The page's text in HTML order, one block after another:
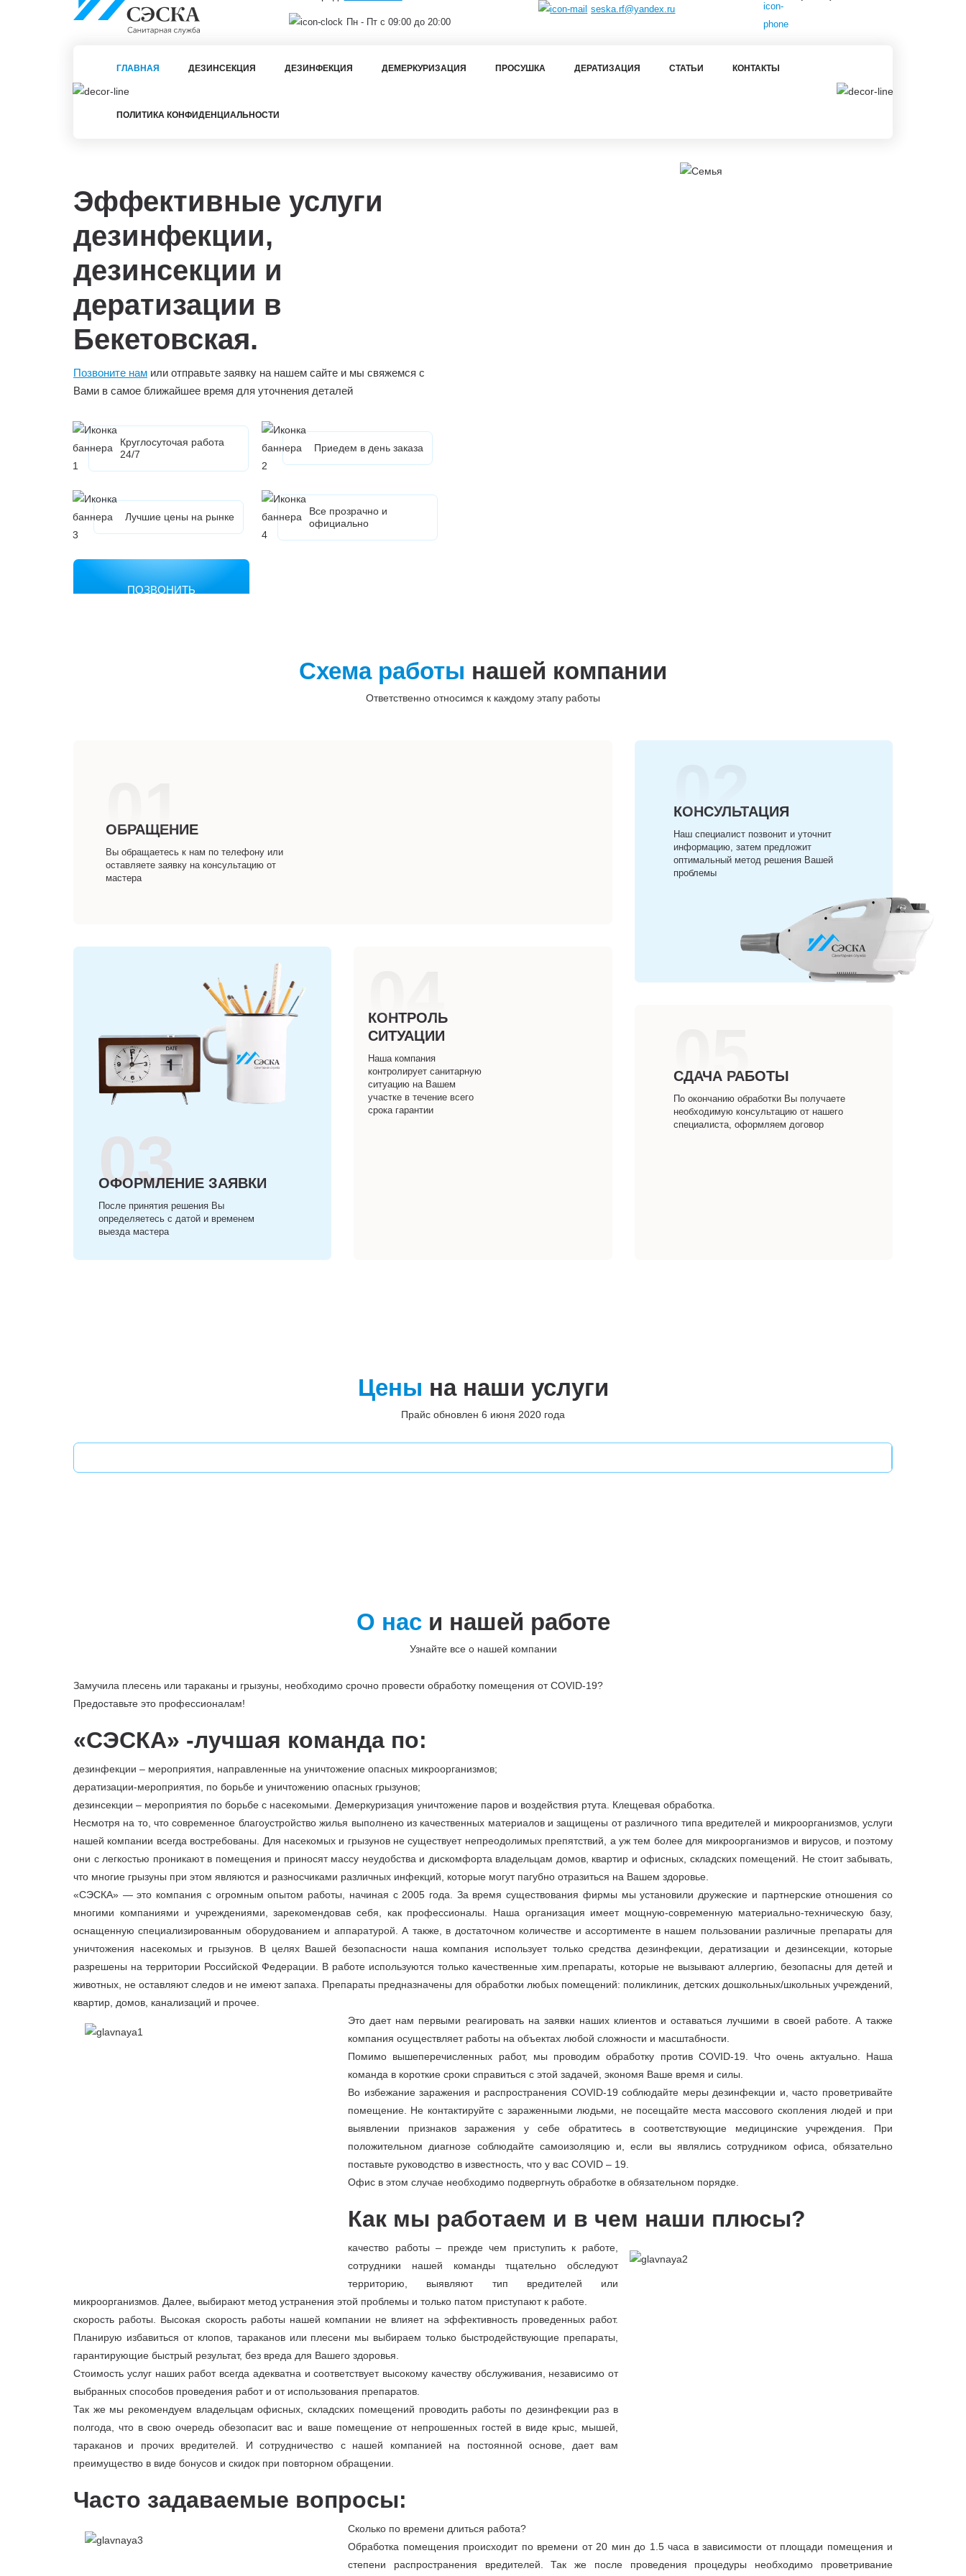
Пн - Пт с 09:00 до 20:00
seska.rf@yandex.ru
ГЛАВНАЯ ДЕЗИНСЕКЦИЯ ДЕЗИНФЕКЦИЯ ДЕМЕРКУРИЗАЦИЯ ПРОСУШКА ДЕРАТИЗАЦИЯ СТАТЬИ КОНТАКТЫ
ПОЛИТИКА КОНФИДЕНЦИАЛЬНОСТИ
Эффективные услуги
дезинфекции,
дезинсекции и
дератизации в
Бекетовская.
Позвоните нам или отправьте заявку на нашем сайте и мы свяжемся с
Вами в самое ближайшее время для уточнения деталей
Круглосуточая работа
24/7
Приедем в день заказа
Лучшие цены на рынке
Все прозрачно и
официально
ПОЗВОНИТЬ
Схема работы нашей компании
Ответственно относимся к каждому этапу работы
01
ОБРАЩЕНИЕ
Вы обращаетесь к нам по телефону или
оставляете заявку на консультацию от
мастера
02
КОНСУЛЬТАЦИЯ
Наш специалист позвонит и уточнит
информацию, затем предложит
оптимальный метод решения Вашей
проблемы
03
ОФОРМЛЕНИЕ ЗАЯВКИ
После принятия решения Вы
определяетесь с датой и временем
выезда мастера
04
КОНТРОЛЬ
СИТУАЦИИ
Наша компания
контролирует санитарную
ситуацию на Вашем
участке в течение всего
срока гарантии
05
СДАЧА РАБОТЫ
По окончанию обработки Вы получаете
необходимую консультацию от нашего
специалиста, оформляем договор
Цены на наши услуги
Прайс обновлен 6 июня 2020 года
О наси нашей работе
Узнайте все о нашей компании
Замучила плесень или тараканы и грызуны, необходимо срочно провести обработку помещения от COVID-19?
Предоставьте это профессионалам!
«СЭСКА» -лучшая команда по:
дезинфекции – мероприятия, направленные на уничтожение опасных микроорганизмов;
дератизации-мероприятия, по борьбе и уничтожению опасных грызунов;
дезинсекции – мероприятия по борьбе с насекомыми. Демеркуризация уничтожение паров и воздействия ртута. Клещевая обработка.
Несмотря на то, что современное благоустройство жилья выполнено из качественных материалов и защищены от различного типа вредителей и микроорганизмов, услуги
нашей компании всегда востребованы. Для насекомых и грызунов не существует непреодолимых препятствий, а уж тем более для микроорганизмов и вирусов, и поэтому
они с легкостью проникают в помещения и приносят массу неудобства и дискомфорта владельцам домов, квартир и офисных, складских помещений. Не стоит забывать,
что многие грызуны при этом являются и разносчиками различных инфекций, которые могут пагубно отразиться на Вашем здоровье.
«СЭСКА» — это компания с огромным опытом работы, начиная с 2005 года. За время существования фирмы мы установили дружеские и партнерские отношения со
многими компаниями и учреждениями, зарекомендовав себя, как профессионалы. Наша организация имеет мощную-современную материально-техническую базу,
оснащенную специализированным оборудованием и аппаратурой. А также, в достаточном количестве и ассортименте в нашем пользовании различные препараты для
уничтожения насекомых и грызунов. В целях Вашей безопасности наша компания использует только средства дезинфекции, дератизации и дезинсекции, которые
разрешены на территории Российской Федерации. В работе используются только качественные хим.препараты, которые не вызывают аллергию, безопасны для детей и
животных, не оставляют следов и не имеют запаха. Препараты предназначены для обработки любых помещений: поликлиник, детских дошкольных/школьных учреждений,
квартир, домов, канализаций и прочее.
Это дает нам первыми реагировать на заявки наших клиентов и оставаться лучшими в своей работе. А также
компания осуществляет работы на объектах любой сложности и масштабности.
Помимо вышеперечисленных работ, мы проводим обработку против COVID-19. Что очень актуально. Наша
команда в короткие сроки справиться с этой задачей, экономя Ваше время и силы.
Во избежание заражения и распространения COVID-19 соблюдайте меры дезинфекции и, часто проветривайте
помещение. Не контактируйте с зараженными людьми, не посещайте места массового скопления людей и при
выявлении признаков заражения у себе обратитесь в соответствующие медицинские учреждения. При
положительном диагнозе соблюдайте самоизоляцию и, если вы являлись сотрудником офиса, обязательно
поставьте руководство в известность, что у вас COVID – 19.
Офис в этом случае необходимо подвергнуть обработке в обязательном порядке.
Как мы работаем и в чем наши плюсы?
качество работы – прежде чем приступить к работе,
сотрудники нашей команды тщательно обследуют
территорию, выявляют тип вредителей или
микроорганизмов. Далее, выбирают метод устранения этой проблемы и только патом приступают к работе.
скорость работы. Высокая скорость работы нашей компании не влияет на эффективность проведенных работ.
Планирую избавиться от клопов, тараканов или плесени мы выбираем только быстродействующие препараты,
гарантирующие быстрый результат, без вреда для Вашего здоровья.
Стоимость услуг наших работ всегда адекватна и соответствует высокому качеству обслуживания, независимо от
выбранных способов проведения работ и от использования препаратов.
Так же мы рекомендуем владельцам офисных, складских помещений проводить работы по дезинфекции раз в
полгода, что в свою очередь обезопасит вас и ваше помещение от непрошенных гостей в виде крыс, мышей,
тараканов и прочих вредителей. И сотрудничество с нашей компанией на постоянной основе, дает вам
преимущество в виде бонусов и скидок при повторном обращении.
Часто задаваемые вопросы:
Сколько по времени длиться работа?
Обработка помещения происходит по времени от 20 мин до 1.5 часа в зависимости от площади помещения и
степени распространения вредителей. Так же после проведения процедуры необходимо проветривание